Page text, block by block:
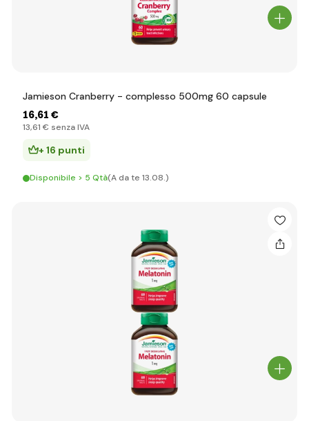
Jamieson Cranberry - complesso 500mg 60 capsule
16,61 €
13,61 € senza IVA
+ 16 punti
Disponibile > 5 Qtà(A da te 13.08.)